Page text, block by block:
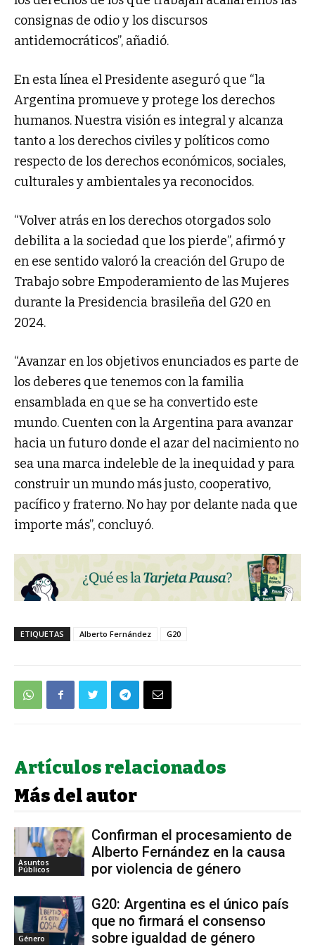
consignas de odio y los discursos
antidemocráticos”, añadió.
En esta línea el Presidente aseguró que “la
Argentina promueve y protege los derechos
humanos. Nuestra visión es integral y alcanza
tanto a los derechos civiles y políticos como
respecto de los derechos económicos, sociales,
culturales y ambientales ya reconocidos.
“Volver atrás en los derechos otorgados solo
debilita a la sociedad que los pierde”, afirmó y
en ese sentido valoró la creación del Grupo de
Trabajo sobre Empoderamiento de las Mujeres
durante la Presidencia brasileña del G20 en
2024.
“Avanzar en los objetivos enunciados es parte de
los deberes que tenemos con la familia
ensamblada en que se ha convertido este
mundo. Cuenten con la Argentina para avanzar
hacia un futuro donde el azar del nacimiento no
sea una marca indeleble de la inequidad y para
construir un mundo más justo, cooperativo,
pacífico y fraterno. No hay por delante nada que
importe más”, concluyó.
ETIQUETAS Alberto Fernández G20
Artículos relacionados
Más del autor
Asuntos
Públicos
Confirman el procesamiento de
Alberto Fernández en la causa
por violencia de género
Género
G20: Argentina es el único país
que no firmará el consenso
sobre igualdad de género